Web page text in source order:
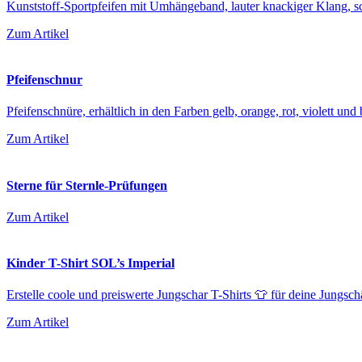
Kunststoff-Sportpfeifen mit Umhängeband, lauter knackiger Klang,
Zum Artikel
Pfeifenschnur
Pfeifenschnüre, erhältlich in den Farben gelb, orange, rot, violett und
Zum Artikel
Sterne für Sternle-Prüfungen
Zum Artikel
Kinder T-Shirt SOL’s Imperial
Erstelle coole und preiswerte Jungschar T-Shirts 👕 für deine
Zum Artikel